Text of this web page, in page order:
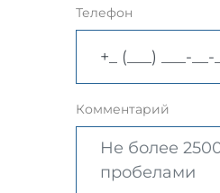
Телефон
Комментарий